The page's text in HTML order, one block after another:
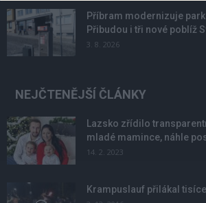
Příbram modernizuje
Přibudou i tři nové poblíž
3. 8. 2026
NEJČTENĚJŠÍ ČLÁNKY
Lazsko zřídilo
mladé mamince, náhle
14. 2. 2023
Krampuslauf přilákal